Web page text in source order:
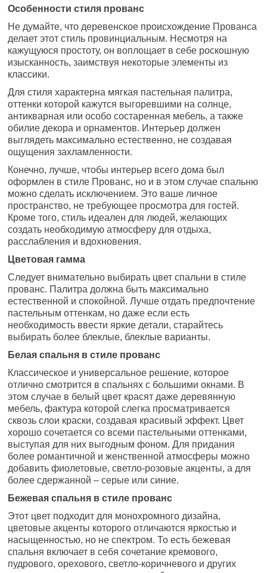
Особенности стиля прованс
Не думайте, что деревенское происхождение Прованса
делает этот стиль провинциальным. Несмотря на
кажущуюся простоту, он воплощает в себе роскошную
изысканность, заимствуя некоторые элементы из
классики.
Для стиля характерна мягкая пастельная палитра,
оттенки которой кажутся выгоревшими на солнце,
антикварная или особо состаренная мебель, а также
обилие декора и орнаментов. Интерьер должен
выглядеть максимально естественно, не создавая
ощущения захламленности.
Конечно, лучше, чтобы интерьер всего дома был
оформлен в стиле Прованс, но и в этом случае спальню
можно сделать исключением. Это ваше личное
пространство, не требующее просмотра для гостей.
Кроме того, стиль идеален для людей, желающих
создать необходимую атмосферу для отдыха,
расслабления и вдохновения.
Цветовая гамма
Следует внимательно выбирать цвет спальни в стиле
прованс. Палитра должна быть максимально
естественной и спокойной. Лучше отдать предпочтение
пастельным оттенкам, но даже если есть
необходимость ввести яркие детали, старайтесь
выбирать более блеклые, блеклые варианты.
Белая спальня в стиле прованс
Классическое и универсальное решение, которое
отлично смотрится в спальнях с большими окнами. В
этом случае в белый цвет красят даже деревянную
мебель, фактура которой слегка просматривается
сквозь слои краски, создавая красивый эффект. Цвет
хорошо сочетается со всеми пастельными оттенками,
выступая для них выгодным фоном. Для придания
более романтичной и женственной атмосферы можно
добавить фиолетовые, светло-розовые акценты, а для
более сдержанной – серые или синие.
Бежевая спальня в стиле прованс
Этот цвет подходит для монохромного дизайна,
цветовые акценты которого отличаются яркостью и
насыщенностью, но не спектром. То есть бежевая
спальня включает в себя сочетание кремового,
пудрового, орехового, светло-коричневого и других